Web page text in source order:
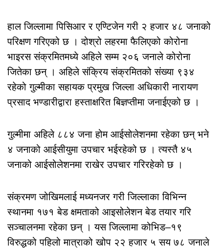
हाल जिल्लामा पिसिआर र एण्टिजेन गरी २ हजार ४८ जनाको
परिक्षण गरिएको छ । दोश्रो लहरमा फैलिएको कोरोना
भाइरस संक्रमितमध्ये अहिले सम्म २०६ जनाले कोरोना
जितेका छन् । अहिले संक्रिय संक्रमितको संख्या ९३४
रहेको गुल्मीका सहायक प्रमुख जिल्ला अधिकारी नारायण
प्रसाद भण्डारीद्वारा हस्ताक्षरित बिज्ञप्तीमा जनाईएको छ ।
गुल्मीमा अहिले ८८४ जना होम आईसोलेशनमा रहेका छन् भने
४ जनाको आईसीयुमा उपचार भईरहेको छ । त्यस्तै ४५
जनाको आईसोलेशनमा राखेर उपचार गरिरहेको छ ।
संक्रमण जोखिमलाई मध्यनजर गरी जिल्लाका विभिन्न
स्थानमा १७१ बेड क्षमताको आइसोलेशन बेड तयार गरि
सञ्चालनमा रहेका छन् । यस जिल्लामा कोभिड–१९
विरुद्धको पहिलो मात्राको खोप २२ हजार ५ सय ७८ जनाले